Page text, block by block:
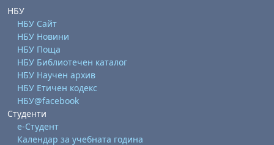
НБУ
НБУ Сайт
НБУ Новини
НБУ Поща
НБУ Библиотечен каталог
НБУ Научен архив
НБУ Етичен кодекс
НБУ@facebook
Студенти
е-Студент
Календар за учебната година